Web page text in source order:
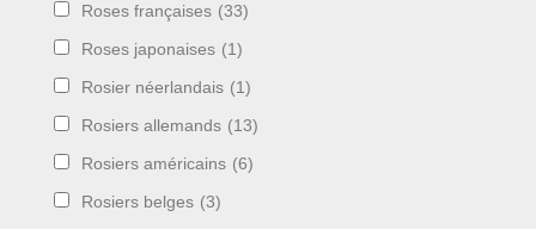
Roses françaises (33)
Roses japonaises (1)
Rosier néerlandais (1)
Rosiers allemands (13)
Rosiers américains (6)
Rosiers belges (3)